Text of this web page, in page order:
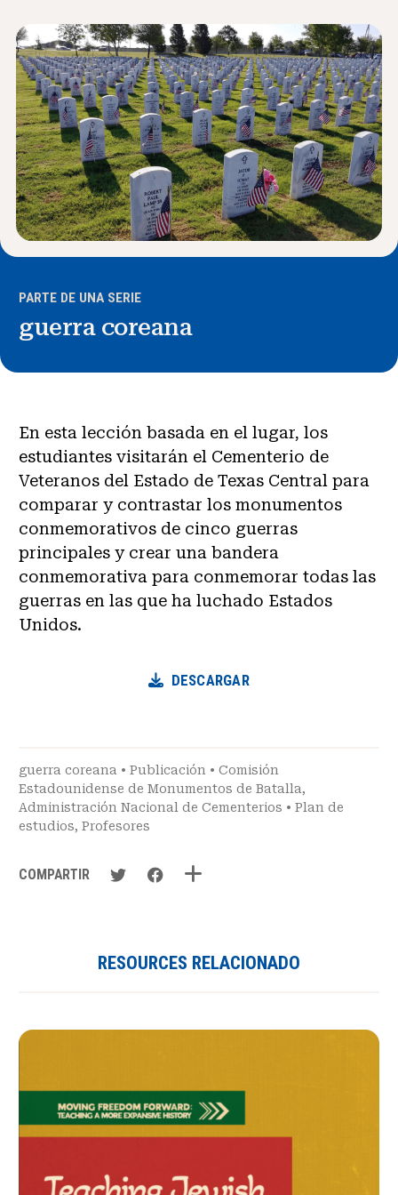
Noticias y Eventos
Acerca de NHD®
Involucrarse
PARTE DE UNA SERIE
guerra coreana
En esta lección basada en el lugar, los
estudiantes visitarán el Cementerio de
Veteranos del Estado de Texas Central para
comparar y contrastar los monumentos
conmemorativos de cinco guerras
principales y crear una bandera
conmemorativa para conmemorar todas las
guerras en las que ha luchado Estados
Unidos.
DESCARGAR
guerra coreana • Publicación • Comisión
Estadounidense de Monumentos de Batalla,
Administración Nacional de Cementerios • Plan de
estudios, Profesores
COMPARTIR
RESOURCES RELACIONADO